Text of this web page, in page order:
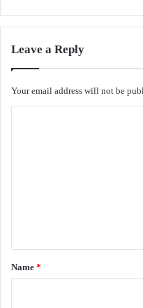
Leave a Reply
Your email address will not be
*
Name *